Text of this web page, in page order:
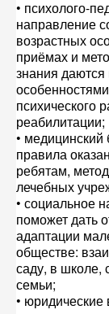
• психолого-
направление
возрастных
приёмах и
знания даются
психического
реабилитации;
• медицинский
правила
ребятам,
лечебных
• социальное
поможет дать
адаптации
обществе:
саду, в школе,
семьи;
•